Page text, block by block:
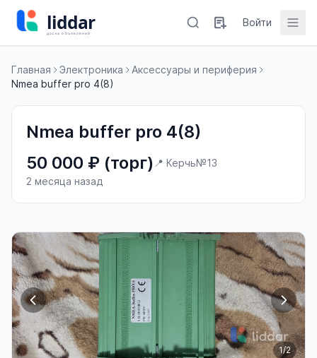
Войти
Главная Электроника
Аксессуары и периферия
Nmea buffer pro 4(8)
Nmea buffer pro 4(8)
50 000 ₽ (торг) 📍 Керчь№13
2 месяца назад
1/2